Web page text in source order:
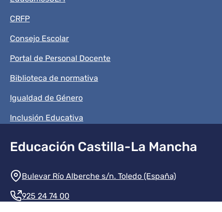
CRFP
Consejo Escolar
Portal de Personal Docente
Biblioteca de normativa
Igualdad de Género
Inclusión Educativa
Educación Castilla-La Mancha
Información de la institución
Bulevar Río Alberche s/n. Toledo (España)
925 24 74 00